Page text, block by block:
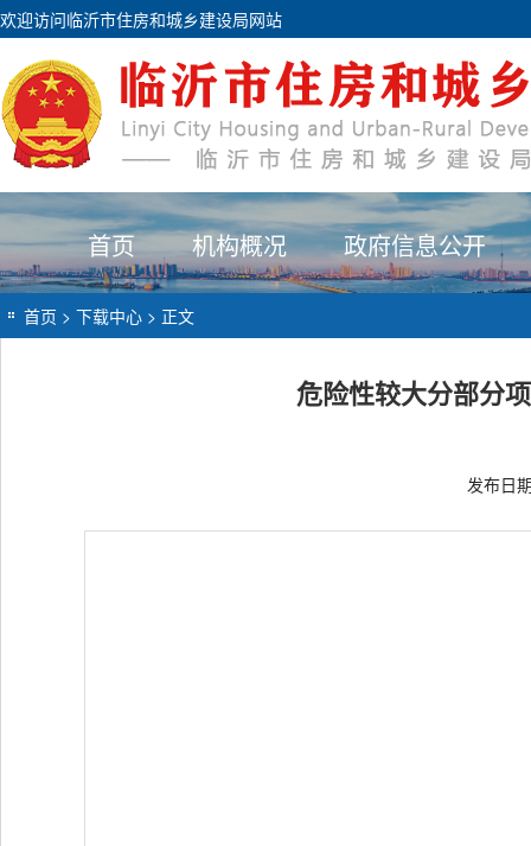
欢迎访问临沂市住房和城乡建设局网站
首页 机构概况 政府信息公开
首页 > 下载中心 > 正文
危险性较大分部分
发布日